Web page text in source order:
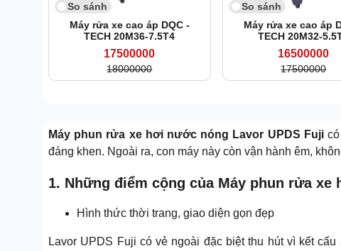
So sánh
Máy rửa xe cao áp DQC -
TECH 20M36-7.5T4
17500000
18000000
So sánh
Máy rửa xe cao áp
TECH 20M32-
16500000
17500000
Máy phun rửa xe hơi nước nóng Lavor UPDS Fuji
đáng khen. Ngoài ra, con máy này còn vận hành êm,
1. Những điểm cộng của Máy phun rửa
Hình thức thời trang, giao diện gọn đẹp
Lavor UPDS Fuji có vẻ ngoài đặc biệt thu hút vì kết